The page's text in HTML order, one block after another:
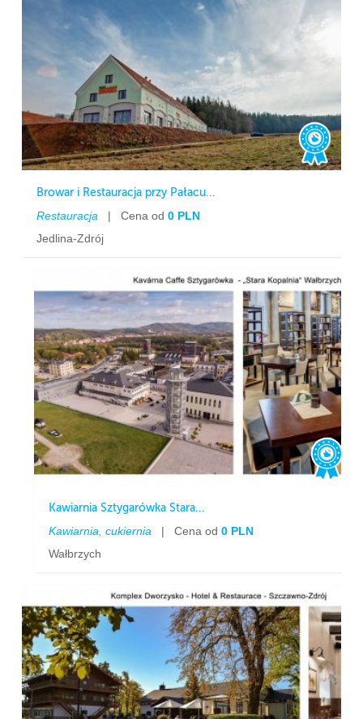
Browar i Restauracja przy Pałacu...
Restauracja | Cena od0 PLN
Jedlina-Zdrój
Kawiarnia Sztygarówka Stara...
Kawiarnia, cukiernia | Cena od0 PLN
Wałbrzych